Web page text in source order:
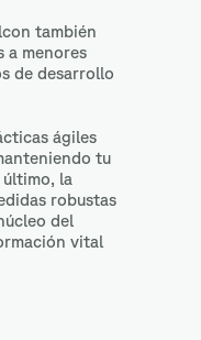
también
a menores
de desarrollo
ágiles
tu
la
robustas
del
vital